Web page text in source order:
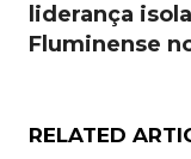
liderança
Fluminense
RELATED